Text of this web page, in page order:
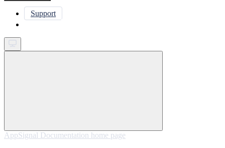
Support
AppSignal Documentation home page